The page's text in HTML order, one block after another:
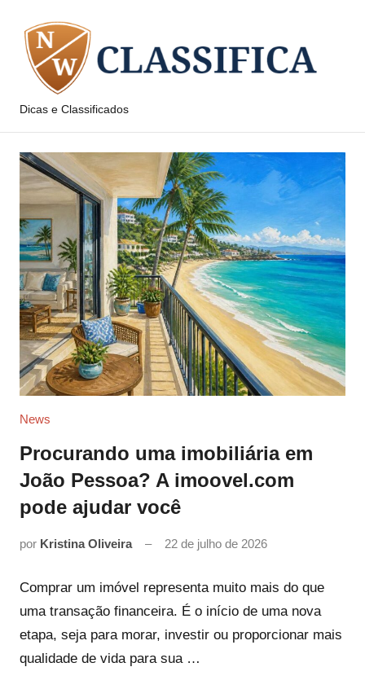
para
conteúdo
Classifica
Dicas e Classificados
News
Procurando uma imobiliária em
João Pessoa? A imoovel.com
pode ajudar você
por Kristina Oliveira 22 de julho de 2026
Comprar um imóvel representa muito mais do que
uma transação financeira. É o início de uma nova
etapa, seja para morar, investir ou proporcionar mais
qualidade de vida para sua …